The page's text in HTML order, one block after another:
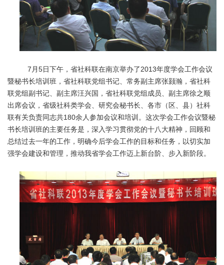
7月5日下午，省社科联在南京举办了2013年度学会工作会议
暨秘书长培训班，省社科联党组书记、常务副主席张颢瀚，省社科
联党组副书记、副主席汪兴国，省社科联党组成员、副主席徐之顺
出席会议，省级社科类学会、研究会秘书长、各市（区、县）社科
联有关负责同志共180余人参加会议和培训。这次学会工作会议暨秘
书长培训班的主要任务是，深入学习贯彻党的十八大精神，回顾和
总结过去一年的工作，明确今后学会工作的目标和任务，以切实加
强学会建设和管理，推动我省学会工作迈上新台阶、步入新阶段。